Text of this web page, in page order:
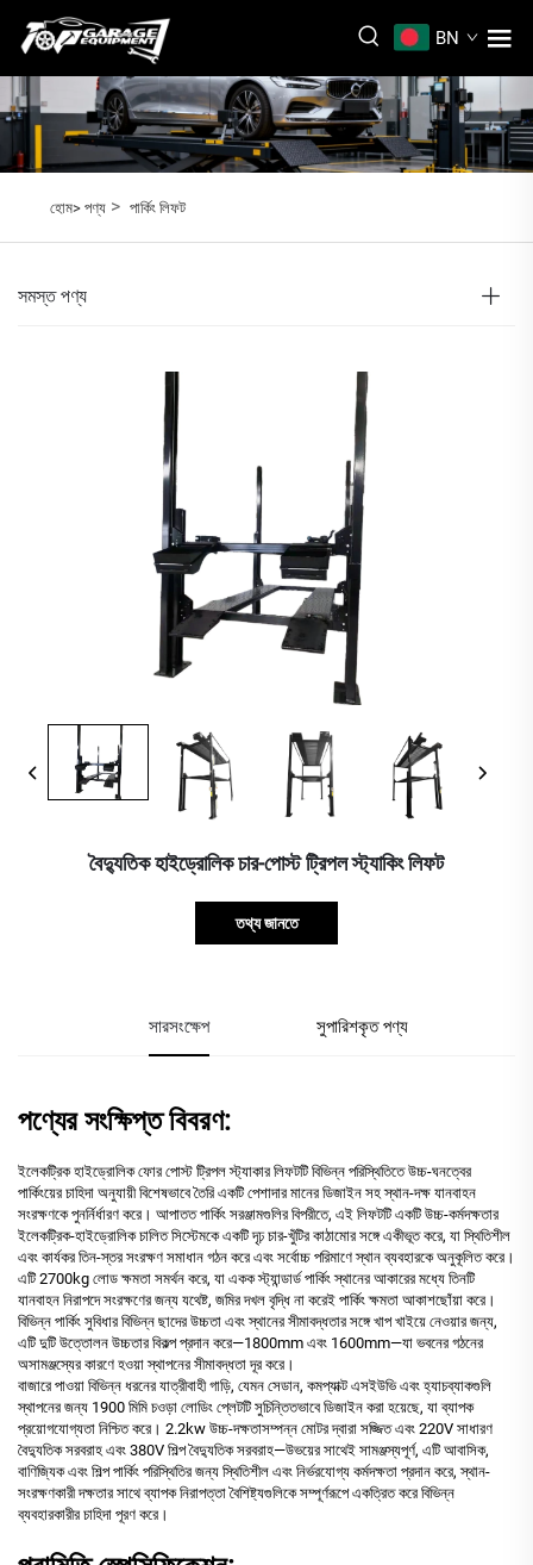
BN
হোম> পণ্য> পার্কিং লিফট
সমস্ত পণ্য
বৈদ্যুতিক হাইড্রোলিক চার-পোস্ট ট্রিপল স্ট্যাকিং লিফট
তথ্য জানতে
সারসংক্ষেপ সুপারিশকৃত পণ্য
পণ্যের সংক্ষিপ্ত বিবরণ:
ইলেকট্রিক হাইড্রোলিক ফোর পোস্ট ট্রিপল স্ট্যাকার লিফটটি বিভিন্ন পরিস্থিতিতে উচ্চ-ঘনত্বের
পার্কিংয়ের চাহিদা অনুযায়ী বিশেষভাবে তৈরি একটি পেশাদার মানের ডিজাইন সহ স্থান-দক্ষ যানবাহন
সংরক্ষণকে পুনর্নির্ধারণ করে। আপাতত পার্কিং সরঞ্জামগুলির বিপরীতে, এই লিফটটি একটি উচ্চ-কর্মদক্ষতার
ইলেকট্রিক-হাইড্রোলিক চালিত সিস্টেমকে একটি দৃঢ় চার-খুঁটির কাঠামোর সঙ্গে একীভূত করে, যা স্থিতিশীল
এবং কার্যকর তিন-স্তর সংরক্ষণ সমাধান গঠন করে এবং সর্বোচ্চ পরিমাণে স্থান ব্যবহারকে অনুকূলিত করে।
এটি 2700kg লোড ক্ষমতা সমর্থন করে, যা একক স্ট্যান্ডার্ড পার্কিং স্থানের আকারের মধ্যে তিনটি
যানবাহন নিরাপদে সংরক্ষণের জন্য যথেষ্ট, জমির দখল বৃদ্ধি না করেই পার্কিং ক্ষমতা আকাশছোঁয়া করে।
বিভিন্ন পার্কিং সুবিধার বিভিন্ন ছাদের উচ্চতা এবং স্থানের সীমাবদ্ধতার সঙ্গে খাপ খাইয়ে নেওয়ার জন্য,
এটি দুটি উত্তোলন উচ্চতার বিকল্প প্রদান করে—1800mm এবং 1600mm—যা ভবনের গঠনের
অসামঞ্জস্যের কারণে হওয়া স্থাপনের সীমাবদ্ধতা দূর করে।
বাজারে পাওয়া বিভিন্ন ধরনের যাত্রীবাহী গাড়ি, যেমন সেডান, কমপ্যাক্ট এসইউভি এবং হ্যাচব্যাকগুলি
স্থাপনের জন্য 1900 মিমি চওড়া লোডিং প্লেটটি সুচিন্তিতভাবে ডিজাইন করা হয়েছে, যা ব্যাপক
প্রয়োগযোগ্যতা নিশ্চিত করে। 2.2kw উচ্চ-দক্ষতাসম্পন্ন মোটর দ্বারা সজ্জিত এবং 220V সাধারণ
বৈদ্যুতিক সরবরাহ এবং 380V শিল্প বৈদ্যুতিক সরবরাহ—উভয়ের সাথেই সামঞ্জস্যপূর্ণ, এটি আবাসিক,
বাণিজ্যিক এবং শিল্প পার্কিং পরিস্থিতির জন্য স্থিতিশীল এবং নির্ভরযোগ্য কর্মদক্ষতা প্রদান করে, স্থান-
সংরক্ষণকারী দক্ষতার সাথে ব্যাপক নিরাপত্তা বৈশিষ্ট্যগুলিকে সম্পূর্ণরূপে একত্রিত করে বিভিন্ন
ব্যবহারকারীর চাহিদা পূরণ করে।